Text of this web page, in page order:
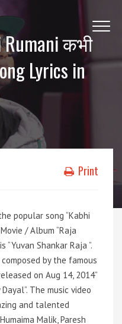
Rumani कभी
Lyrics in
Print
popular song “Kabhi
/ Album “Raja
“Yuvan Shankar Raja ”.
by the famous
on Aug 14, 2014”
The music video
and talented
Malik, Paresh